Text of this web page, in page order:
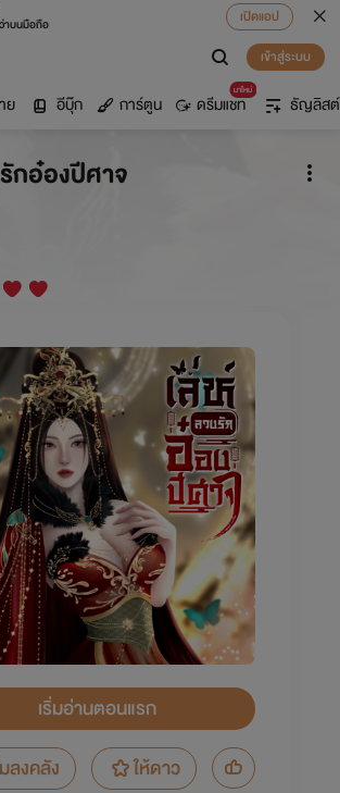
าบนมือถือ
เปิดแอป
เข้าสู่ระบบ
ย อีบุ๊ก การ์ตูน
มาใหม่
ดรีมแชท ธัญลิสต์
กอ๋องปีศาจ
เริ่มอ่านตอนแรก
ลงคลัง
ให้ดาว